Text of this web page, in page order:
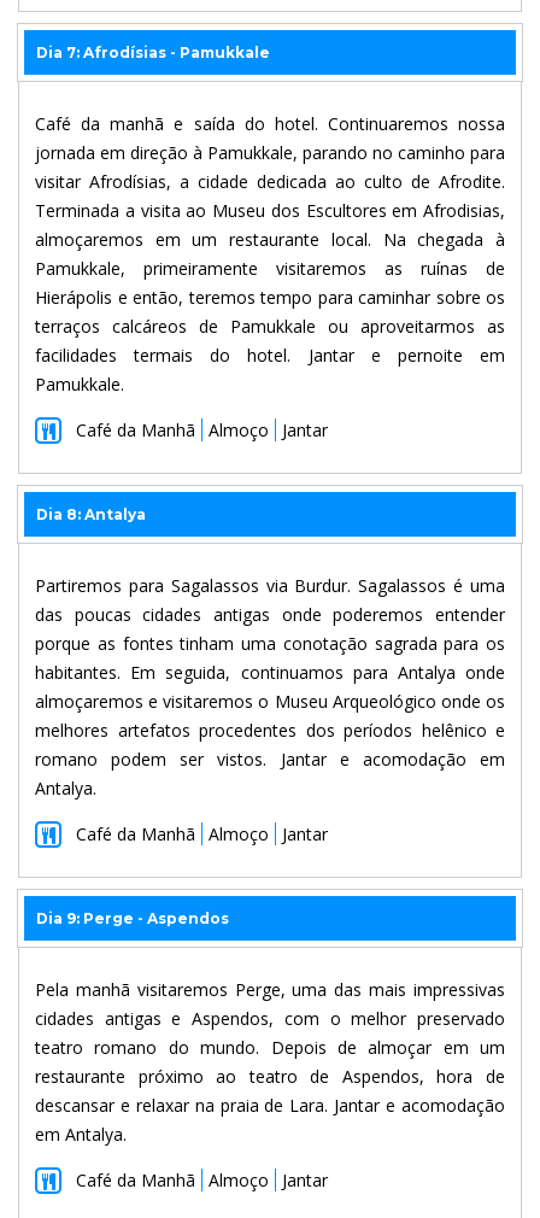
Dia 7: Afrodísias - Pamukkale
Café da manhã e saída do hotel. Continuaremos nossa
jornada em direção à Pamukkale, parando no caminho para
visitar Afrodísias, a cidade dedicada ao culto de Afrodite.
Terminada a visita ao Museu dos Escultores em Afrodisias,
almoçaremos em um restaurante local. Na chegada à
Pamukkale, primeiramente visitaremos as ruínas de
Hierápolis e então, teremos tempo para caminhar sobre os
terraços calcáreos de Pamukkale ou aproveitarmos as
facilidades termais do hotel. Jantar e pernoite em
Pamukkale.
Café da Manhã
Almoço Jantar
Dia 8: Antalya
Partiremos para Sagalassos via Burdur. Sagalassos é uma
das poucas cidades antigas onde poderemos entender
porque as fontes tinham uma conotação sagrada para os
habitantes. Em seguida, continuamos para Antalya onde
almoçaremos e visitaremos o Museu Arqueológico onde os
melhores artefatos procedentes dos períodos helênico e
romano podem ser vistos. Jantar e acomodação em
Antalya.
Café da Manhã
Almoço Jantar
Dia 9: Perge - Aspendos
Pela manhã visitaremos Perge, uma das mais impressivas
cidades antigas e Aspendos, com o melhor preservado
teatro romano do mundo. Depois de almoçar em um
restaurante próximo ao teatro de Aspendos, hora de
descansar e relaxar na praia de Lara. Jantar e acomodação
em Antalya.
Café da Manhã
Almoço Jantar